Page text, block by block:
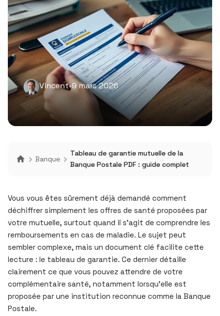
Vincent•9 mars 2026
Banque
Tableau de garantie mutuelle de la
Banque Postale PDF : guide complet
Vous vous êtes sûrement déjà demandé comment
déchiffrer simplement les offres de santé proposées par
votre mutuelle, surtout quand il s’agit de comprendre les
remboursements en cas de maladie. Le sujet peut
sembler complexe, mais un document clé facilite cette
lecture : le tableau de garantie. Ce dernier détaille
clairement ce que vous pouvez attendre de votre
complémentaire santé, notamment lorsqu’elle est
proposée par une institution reconnue comme la Banque
Postale.